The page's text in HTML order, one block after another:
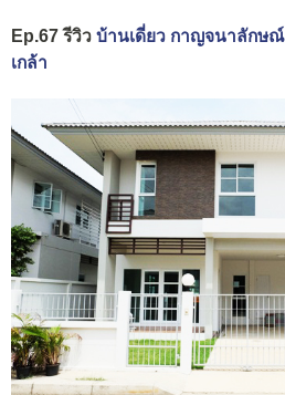
Ep.67 รีวิว บ้านเดี่ยว กาญจนาลักษ
เกล้า